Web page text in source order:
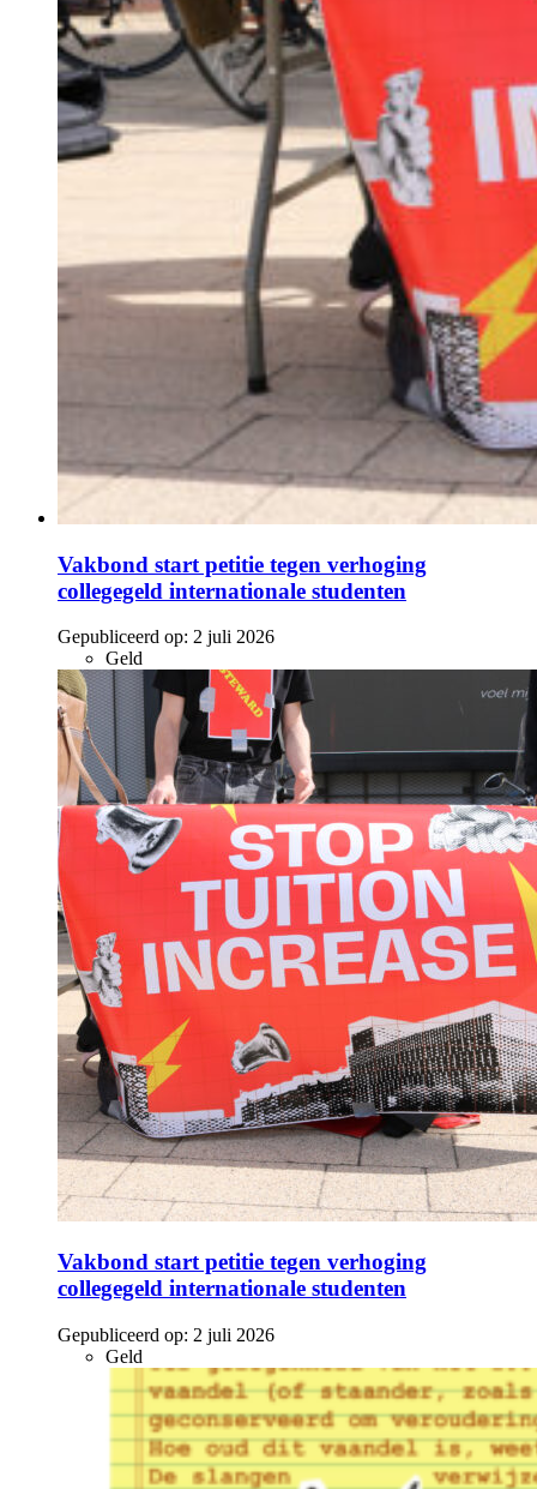
Vakbond start petitie tegen verhoging
collegegeld internationale studenten
Gepubliceerd op: 2 juli 2026
Geld
Vakbond start petitie tegen verhoging
collegegeld internationale studenten
Gepubliceerd op: 2 juli 2026
Geld